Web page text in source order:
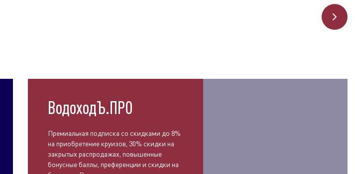
ВодоходЪ.ПРО
Премиальная подписка со скидками до 8%
на приобретение круизов, 30% скидки на
закрытых распродажах, повышенные
бонусные баллы, преференции и скидки на